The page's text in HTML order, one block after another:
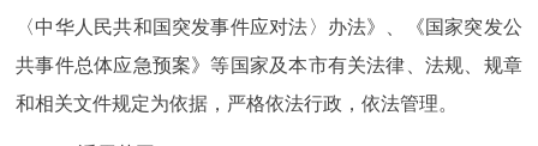
〈中华人民共和国突发事件应对法〉办法》、《国家突发公
共事件总体应急预案》等国家及本市有关法律、法规、规章
和相关文件规定为依据，严格依法行政，依法管理。